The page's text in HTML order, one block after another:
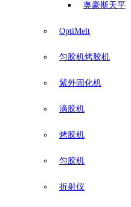
奥豪斯天平
OptiMelt
匀胶机烤胶机
紫外固化机
滴胶机
烤胶机
匀胶机
折射仪